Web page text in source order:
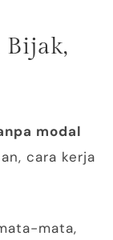
Bijak,
modal
cara kerja
mata,